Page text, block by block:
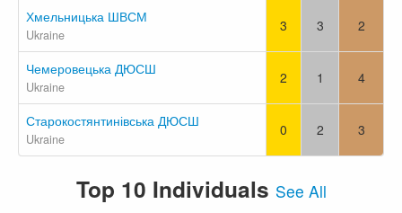
Хмельницька ШВСМ
Ukraine
3 3 2
Чемеровецька ДЮСШ
Ukraine
2 1 4
Старокостянтинівська ДЮСШ
Ukraine
0 2 3
Top 10 Individuals See All